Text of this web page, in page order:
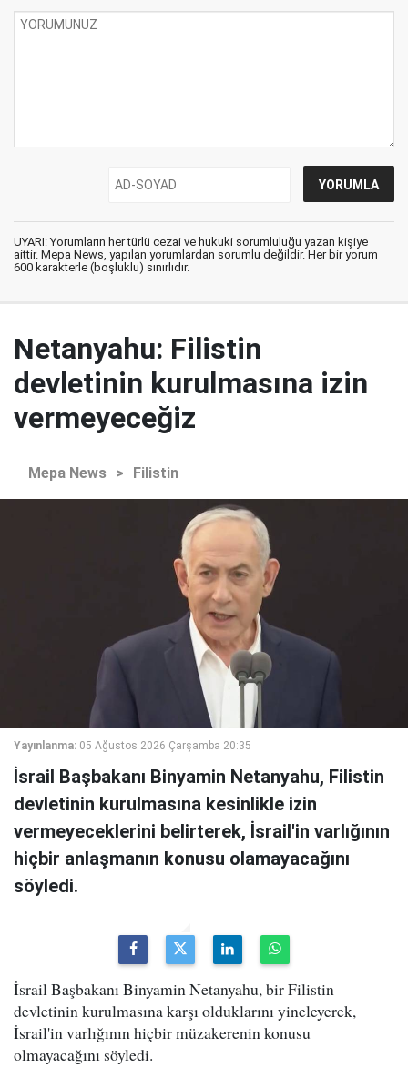
UYARI: Yorumların her türlü cezai ve hukuki sorumluluğu yazan kişiye
aittir. Mepa News, yapılan yorumlardan sorumlu değildir. Her bir yorum
600 karakterle (boşluklu) sınırlıdır.
Netanyahu: Filistin
devletinin kurulmasına izin
vermeyeceğiz
Mepa News > Filistin
Yayınlanma: 05 Ağustos 2026 Çarşamba 20:35
İsrail Başbakanı Binyamin Netanyahu, Filistin
devletinin kurulmasına kesinlikle izin
vermeyeceklerini belirterek, İsrail'in varlığının
hiçbir anlaşmanın konusu olamayacağını
söyledi.
İsrail Başbakanı Binyamin Netanyahu, bir Filistin
devletinin kurulmasına karşı olduklarını yineleyerek,
İsrail'in varlığının hiçbir müzakerenin konusu
olmayacağını söyledi.